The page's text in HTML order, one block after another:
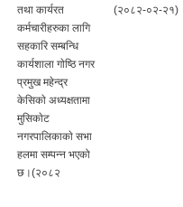
(२०८२-०२-२१)
सराेकारवालाहरु संग